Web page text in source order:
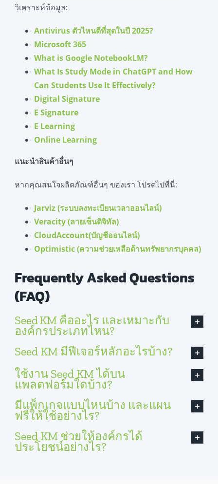
วิเคราะห์ข้อมูล:
Antivirus ตัวไหนดีที่สุดในปี 2025?
Microsoft 365
What is Google NotebookLM?
What Is Study Mode in ChatGPT and How
Can Students Use It Effectively?
Digital Signature
E Signature
E Learning
Online Learning
แนะนำสินค้าอื่นๆ
หากคุณสนใจผลิตภัณฑ์อื่นๆ ของเรา โปรดไปที่นี่:
Jarviz (ระบบลงทะเบียนเวลาออนไลน์)
Veracity (ลายเซ็นดิจิทัล)
CloudAccount(บัญชีออนไลน์)
Optimistic (ความช่วยเหลือด้านทรัพยากรบุคคล)
Frequently Asked Questions
(FAQ)
Seed KM คืออะไร และเหมาะกับ
องค์กรประเภทไหน?
Seed KM มีฟีเจอร์หลักอะไรบ้าง?
ใช้งาน Seed KM ได้บน
แพลตฟอร์มใดบ้าง?
มีแพ็กเกจแบบไหนบ้าง และแผน
ฟรีให้ใช้อย่างไร?
Seed KM ช่วยให้องค์กรได้
ประโยชน์อย่างไร?